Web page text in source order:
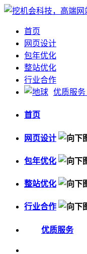
首页
网页设计
包年优化
整站优化
行业合作
优质服务
首页
网页设计
包年优化
整站优化
行业合作
优质服务